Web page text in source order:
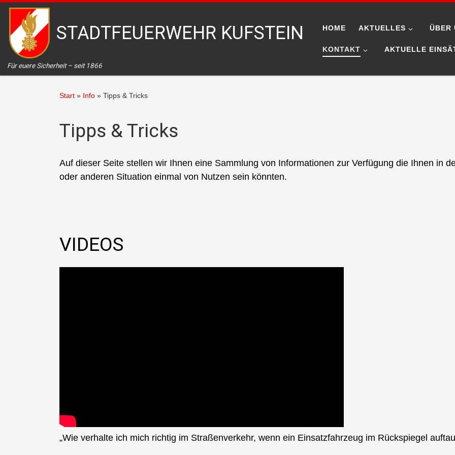
Zum Inhalt springen
STADTFEUERWEHR KUFSTEIN
Für euere Sicherheit – seit 1866
HOME AKTUELLES ÜBER
KONTAKT AKTUELLE
Start » Info » Tipps & Tricks
Tipps & Tricks
Auf dieser Seite stellen wir Ihnen eine Sammlung von Informationen zur Verfügung die Ihnen in
oder anderen Situation einmal von Nutzen sein könnten.
VIDEOS
„Wie verhalte ich mich richtig im Straßenverkehr, wenn ein Einsatzfahrzeug im Rückspiegel